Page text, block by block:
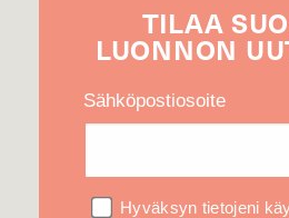
TILAA
LUONNON
Sähköpostiosoite
Hyväksyn tietojeni